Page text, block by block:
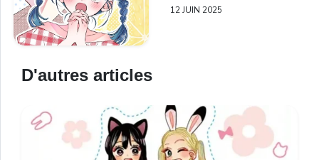
12 JUIN 2025
D'autres articles